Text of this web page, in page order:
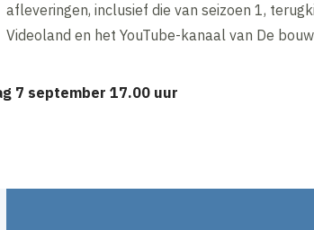
7 september 17.00 uur
afleveringen, inclusief die van seizoen 1,
Videoland en het YouTube-kanaal van De